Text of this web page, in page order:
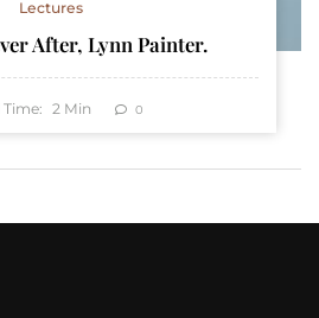
Lectures
After, Lynn Painter.
Time: 2 Min 0